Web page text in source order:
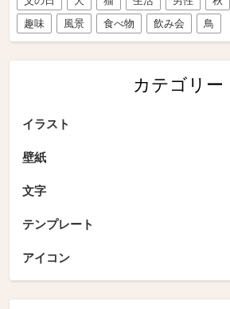
趣味
風景 食べ物 飲み会 鳥
カテゴリー
イラスト
壁紙
文字
テンプレート
アイコン